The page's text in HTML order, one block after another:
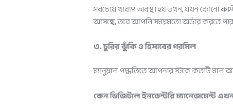
সবচেয়ে খারাপ অবস্থা হয় তখন, যখন কোনো
আসছে, তবে আপনি সময়মতো অর্ডার করতে
৩. চুরির ঝুঁকি ও হিসাবের গরমিল
ম্যানুয়াল পদ্ধতিতে আপনার স্টকে কতটি মাল
কেন ডিজিটাল ইনভেন্টরি ম্যানেজমেন্ট